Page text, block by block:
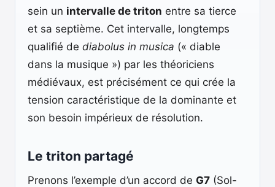
sein un intervalle de triton entre sa tierce
et sa septième. Cet intervalle, longtemps
qualifié de diabolus in musica (« diable
dans la musique ») par les théoriciens
médiévaux, est précisément ce qui crée la
tension caractéristique de la dominante et
son besoin impérieux de résolution.
Le triton partagé
Prenons l’exemple d’un accord de G7 (Sol-